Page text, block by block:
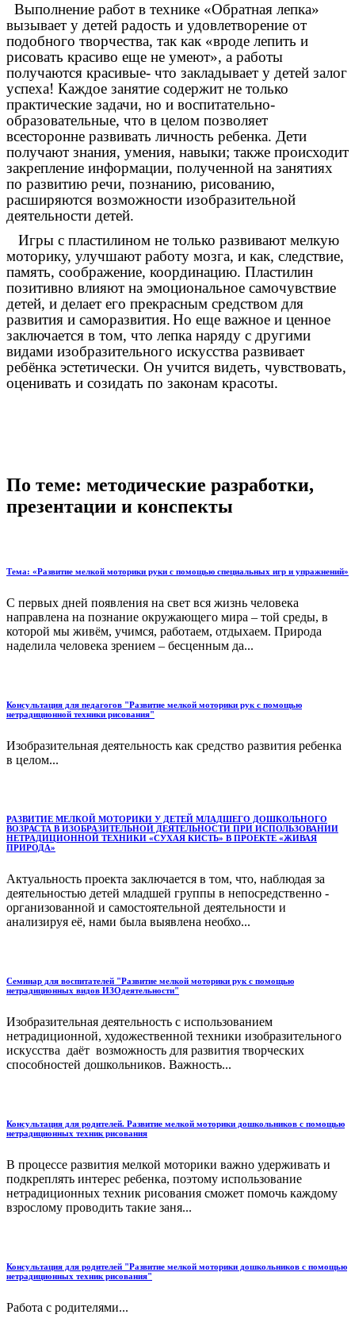
Выполнение работ в технике «Обратная лепка»
вызывает у детей радость и удовлетворение от
подобного творчества, так как «вроде лепить и
рисовать красиво еще не умеют», а работы
получаются красивые- что закладывает у детей залог
успеха! Каждое занятие содержит не только
практические задачи, но и воспитательно-
образовательные, что в целом позволяет
всесторонне развивать личность ребенка. Дети
получают знания, умения, навыки; также происходит
закрепление информации, полученной на занятиях
по развитию речи, познанию, рисованию,
расширяются возможности изобразительной
деятельности детей.
Игры с пластилином не только развивают мелкую
моторику, улучшают работу мозга, и как, следствие,
память, соображение, координацию. Пластилин
позитивно влияют на эмоциональное самочувствие
детей, и делает его прекрасным средством для
развития и саморазвития.Но еще важное и ценное
заключается в том, что лепка наряду с другими
видами изобразительного искусства развивает
ребёнка эстетически. Он учится видеть, чувствовать,
оценивать и созидать по законам красоты.
По теме: методические разработки,
презентации и конспекты
Тема: «Развитие мелкой моторики руки с помощью специальных игр и упражнений»
С первых дней появления на свет вся жизнь человека
направлена на познание окружающего мира – той среды, в
которой мы живём, учимся, работаем, отдыхаем. Природа
наделила человека зрением – бесценным да...
Консультация для педагогов "Развитие мелкой моторики рук с помощью
нетрадиционной техники рисования"
Изобразительная деятельность как средство развития ребенка
в целом...
РАЗВИТИЕ МЕЛКОЙ МОТОРИКИ У ДЕТЕЙ МЛАДШЕГО ДОШКОЛЬНОГО
ВОЗРАСТА В ИЗОБРАЗИТЕЛЬНОЙ ДЕЯТЕЛЬНОСТИ ПРИ ИСПОЛЬЗОВАНИИ
НЕТРАДИЦИОННОЙ ТЕХНИКИ «СУХАЯ КИСТЬ» В ПРОЕКТЕ «ЖИВАЯ
ПРИРОДА»
Актуальность проекта заключается в том, что, наблюдая за
деятельностью детей младшей группы в непосредственно -
организованной и самостоятельной деятельности и
анализируя её, нами была выявлена необхо...
Семинар для воспитателей "Развитие мелкой моторики рук с помощью
нетрадиционных видов ИЗОдеятельности"
Изобразительная деятельность с использованием
нетрадиционной, художественной техники изобразительного
искусства даёт возможность для развития творческих
способностей дошкольников. Важность...
Консультация для родителей. Развитие мелкой моторики дошкольников с помощью
нетрадиционных техник рисования
В процессе развития мелкой моторики важно удерживать и
подкреплять интерес ребенка, поэтому использование
нетрадиционных техник рисования сможет помочь каждому
взрослому проводить такие заня...
Консультация для родителей "Развитие мелкой моторики дошкольников с помощью
нетрадиционных техник рисования"
Работа с родителями...